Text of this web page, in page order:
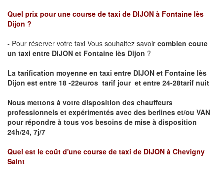
Quel prix pour une course de taxi de DIJON à Fontaine lès
Dijon ?
- Pour réserver votre taxi Vous souhaitez savoir combien coute
un taxi entre DIJON et Fontaine lès Dijon ?
La tarification moyenne en taxi entre DIJON et Fontaine lès
Dijon est entre 18 -22euros tarif jour et entre 24-28tarif nuit
Nous mettons à votre disposition des chauffeurs
professionnels et expérimentés avec des berlines et/ou VAN
pour répondre à tous vos besoins de mise à disposition
24h/24, 7j/7
Quel est le coût d'une course de taxi de DIJON à Chevigny
Saint